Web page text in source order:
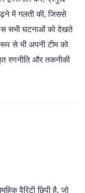
में गलती की, जिससे
सभी घटनाओं को देखते
से भी अपनी टीम को
रणनीति और तकनीकी
वैरिटी छिपी है, जो